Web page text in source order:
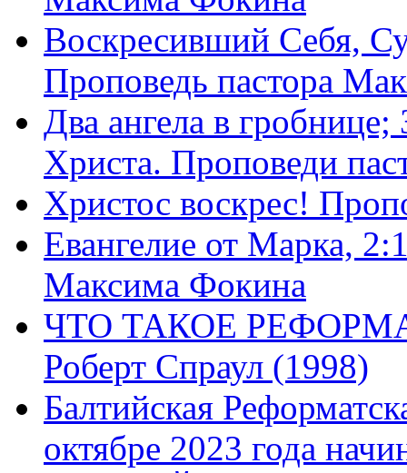
Воскресивший Себя,
Проповедь пастора
Два ангела в
Христа. Проповеди
Христос воскрес!
Евангелие от Марка,
Максима Фокина
ЧТО ТАКОЕ
Роберт Спраул (1998)
Балтийская
октябре 2023 года